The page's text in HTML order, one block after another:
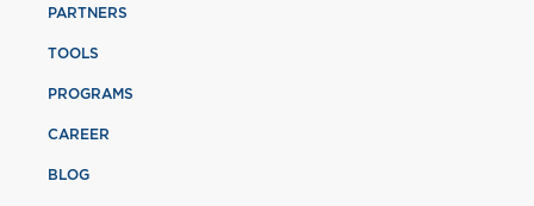
PARTNERS
TOOLS
PROGRAMS
CAREER
BLOG